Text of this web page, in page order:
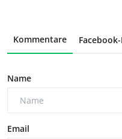
Kommentare
Name
Email